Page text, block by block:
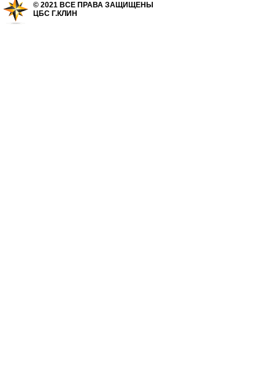
© 2021 ВСЕ ПРАВА ЗАЩИЩЕНЫ
ЦБС Г.КЛИН